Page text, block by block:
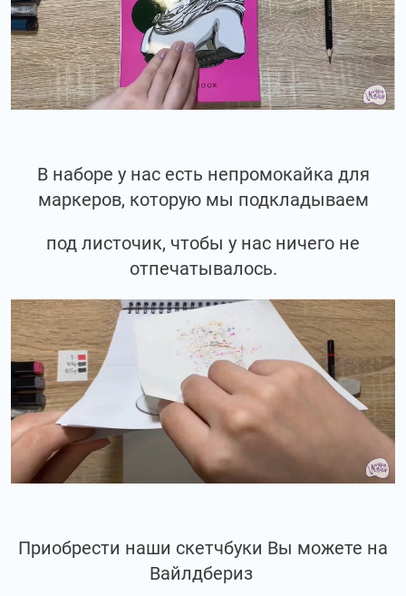
В наборе у нас есть непромокайка для
маркеров, которую мы подкладываем
под листочик, чтобы у нас ничего не
отпечатывалось.
Приобрести наши скетчбуки Вы можете на
Вайлдбериз